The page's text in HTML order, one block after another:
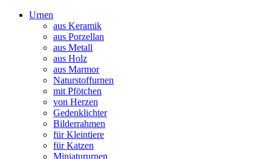
Urnen
aus Keramik
aus Porzellan
aus Metall
aus Holz
aus Marmor
Naturstoffurnen
mit Pfötchen
von Herzen
Gedenklichter
Bilderrahmen
für Kleintiere
für Katzen
Miniatururnen